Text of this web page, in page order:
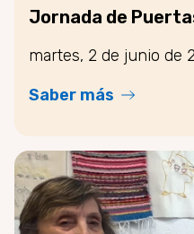
Jornada de
martes, 2 de junio de
Saber más